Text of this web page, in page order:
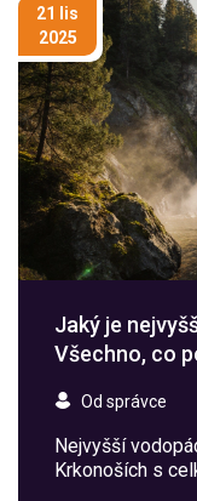
21 lis
2025
Jaký je
Všechno, co
Od správce
Nejvyšší
Krkonoších s